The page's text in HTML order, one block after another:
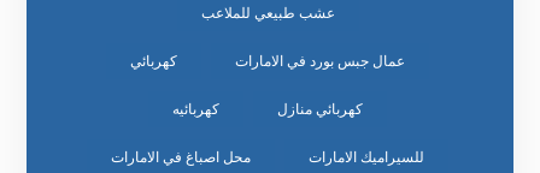
عشب طبيعي للملاعب
عمال جبس بورد في الامارات كهربائي
كهربائي منازل كهربائيه
للسيراميك الامارات محل اصباغ في الامارات